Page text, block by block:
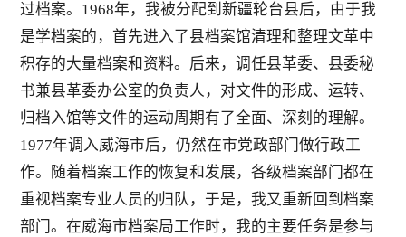
过档案。1968年，我被分配到新疆轮台县后，由于我
是学档案的，首先进入了县档案馆清理和整理文革中
积存的大量档案和资料。后来，调任县革委、县委秘
书兼县革委办公室的负责人，对文件的形成、运转、
归档入馆等文件的运动周期有了全面、深刻的理解。
1977年调入威海市后，仍然在市党政部门做行政工
作。随着档案工作的恢复和发展，各级档案部门都在
重视档案专业人员的归队，于是，我又重新回到档案
部门。在威海市档案局工作时，我的主要任务是参与